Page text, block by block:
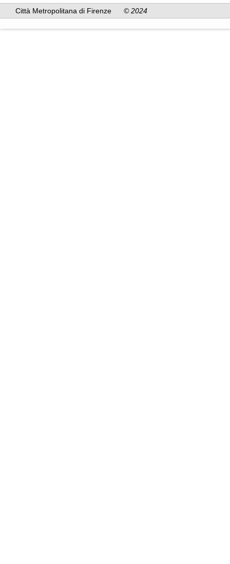
Città Metropolitana di Firenze © 2024